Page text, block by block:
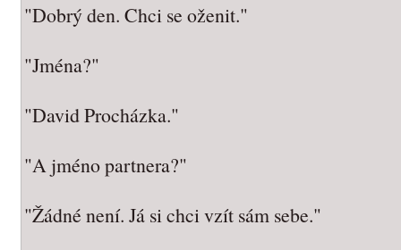
"Dobrý den. Chci se oženit."
"Jména?"
"David Procházka."
"A jméno partnera?"
"Žádné není. Já si chci vzít sám sebe."